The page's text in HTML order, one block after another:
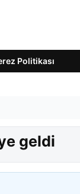
Politikası
geldi